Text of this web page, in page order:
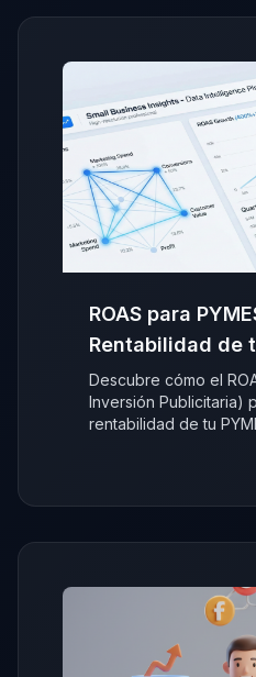
ROAS para
Rentabilidad de
Descubre cómo el
Inversión Publicitaria)
rentabilidad de tu